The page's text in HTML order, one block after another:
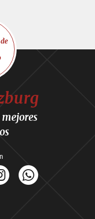
Instagram